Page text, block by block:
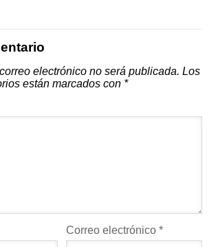
electrónico no será publicada. Los
están marcados con *
Correo electrónico*